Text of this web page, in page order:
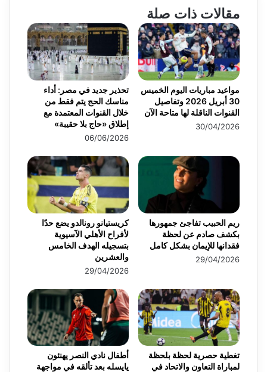
مقالات ذات صلة
تحذير جديد في مصر: أداء
مناسك الحج يتم فقط من
خلال القنوات المعتمدة مع
إطلاق «حاج بلا حقيبة»
06/06/2026
مواعيد مباريات اليوم الخميس
30 أبريل 2026 وتفاصيل
القنوات الناقلة لها متاحة الآن
30/04/2026
كريستيانو رونالدو يضع حدًا
لأفراح الأهلي الآسيوية
بتسجيله الهدف الخامس
والعشرين
29/04/2026
ريم الحبيب تفاجئ جمهورها
بكشف صادم عن لحظة
فقدانها للإيمان بشكل كامل
29/04/2026
أطفال نادي النصر يهنئون
يايسله بعد تألقه في مواجهة
تغطية حصرية لحظة بلحظة
لمباراة التعاون والاتحاد في